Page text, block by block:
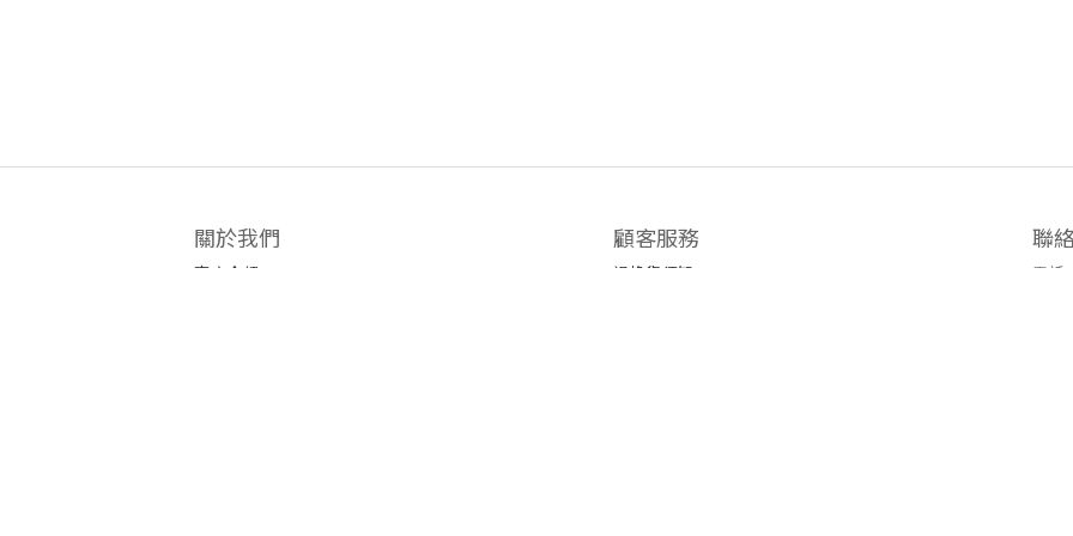
關於我們
商店介紹
顧客服務
退換貨須知
聯
電話